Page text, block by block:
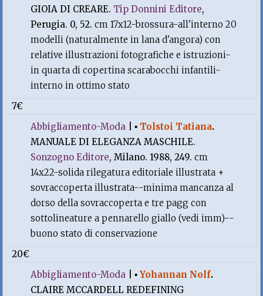
GIOIA DI CREARE. Tip Donnini Editore,
Perugia. 0, 52.cm 17x12-brossura-all'interno 20
modelli (naturalmente in lana d'angora) con
relative illustrazioni fotografiche e istruzioni-
in quarta di copertina scarabocchi infantili-
interno in ottimo stato
7€
Abbigliamento-Moda |▪ Tolstoi Tatiana.
MANUALE DI ELEGANZA MASCHILE.
Sonzogno Editore, Milano. 1988, 249.cm
14x22-solida rilegatura editoriale illustrata +
sovraccoperta illustrata--minima mancanza al
dorso della sovraccoperta e tre pagg con
sottolineature a pennarello giallo (vedi imm)--
buono stato di conservazione
20€
Abbigliamento-Moda |▪Yohannan Nolf.
CLAIRE MCCARDELL REDEFINING